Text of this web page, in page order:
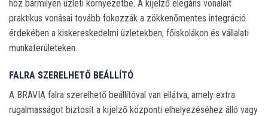
hoz bármilyen üzleti környezetbe. A kijelző elegáns vonalait
praktikus vonásai tovább fokozzák a zökkenőmentes integráció
érdekében a kiskereskedelmi üzletekben, főiskolákon és vállalati
munkaterületeken.
FALRA SZERELHETŐ BEÁLLÍTÓ
A BRAVIA falra szerelhető beállítóval van ellátva, amely extra
rugalmasságot biztosít a kijelző központi elhelyezéséhez álló vagy